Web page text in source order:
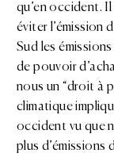
qu’en occident.
éviter l’émission
Sud les
de pouvoir
nous un “droit à
climatique
occident vu que
plus d’émissions